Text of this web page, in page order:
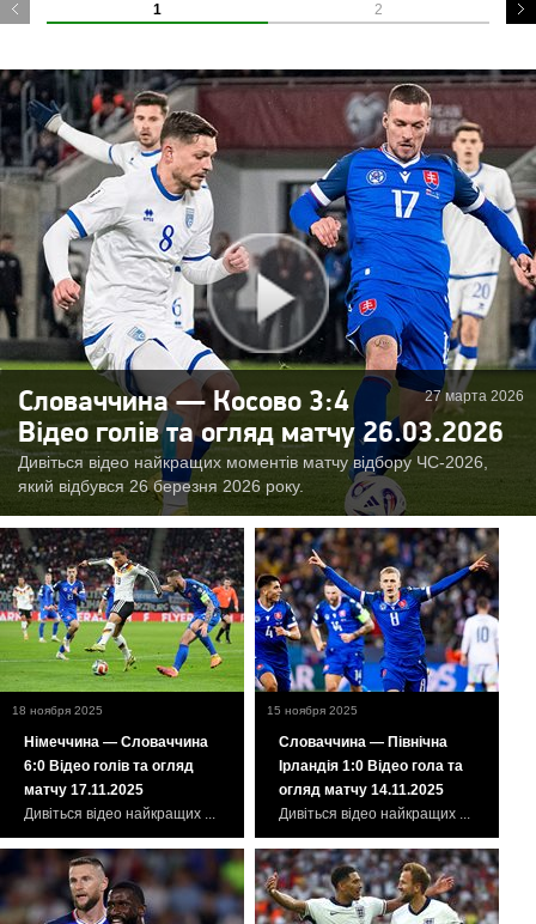
1 2
27 марта 2026
Словаччина — Косово 3:4
Відео голів та огляд матчу 26.03.2026
Дивіться відео найкращих моментів матчу відбору ЧС-2026,
який відбувся 26 березня 2026 року.
18 ноября 2025
Німеччина — Словаччина
6:0 Відео голів та огляд
матчу 17.11.2025
Дивіться відео найкращих ...
15 ноября 2025
Словаччина — Північна
Ірландія 1:0 Відео гола та
огляд матчу 14.11.2025
Дивіться відео найкращих ...